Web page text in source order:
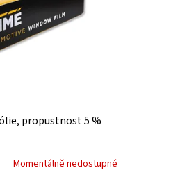
propustnost 5 %
Momentálně nedostupné